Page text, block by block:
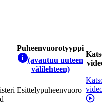
Puheenvuorotyyppi
(avautuu uuteen
välilehteen)
Esittelypuheenvuoro